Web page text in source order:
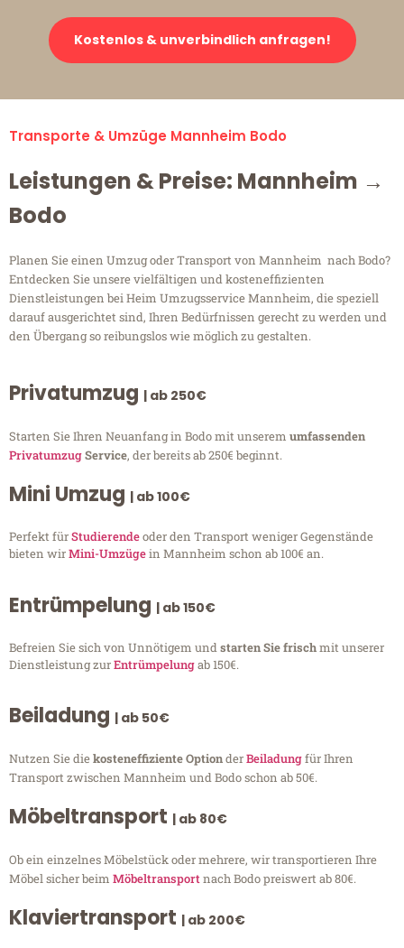
Kostenlos & unverbindlich anfragen!
Transporte & Umzüge Mannheim Bodo
Leistungen & Preise: Mannheim →
Bodo
Planen Sie einen Umzug oder Transport von Mannheim nach Bodo?
Entdecken Sie unsere vielfältigen und kosteneffizienten
Dienstleistungen bei Heim Umzugsservice Mannheim, die speziell
darauf ausgerichtet sind, Ihren Bedürfnissen gerecht zu werden und
den Übergang so reibungslos wie möglich zu gestalten.
Privatumzug | ab 250€
Starten Sie Ihren Neuanfang in Bodo mit unserem umfassenden
PrivatumzugService, der bereits ab 250€ beginnt.
Mini Umzug | ab 100€
Perfekt fürStudierendeoder den Transport weniger Gegenstände
bieten wirMini-Umzügein Mannheim schon ab 100€ an.
Entrümpelung | ab 150€
Befreien Sie sich von Unnötigem undstarten Sie frischmit unserer
Dienstleistung zurEntrümpelungab 150€.
Beiladung | ab 50€
Nutzen Sie diekosteneffiziente OptionderBeiladungfür Ihren
Transport zwischen Mannheim und Bodo schon ab 50€.
Möbeltransport | ab 80€
Ob ein einzelnes Möbelstück oder mehrere, wir transportieren Ihre
Möbel sicher beim Möbeltransportnach Bodo preiswert ab 80€.
Klaviertransport | ab 200€